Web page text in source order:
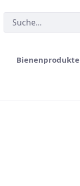
Bienenprodukte